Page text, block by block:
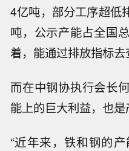
4亿吨，部分工序超低
吨，公示产能占全国
着，能通过排放指标去
而在中钢协执行会长
能上的巨大利益，也是
“近年来，铁和钢的